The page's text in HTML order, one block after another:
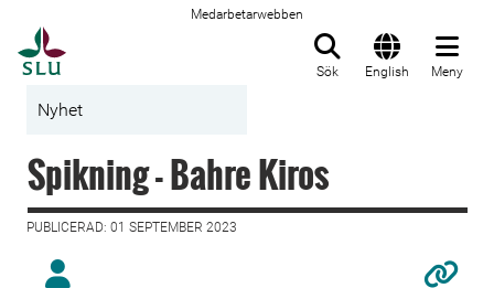
Medarbetarwebben
Sök English Meny
Nyhet
Spikning - Bahre Kiros
PUBLICERAD: 01 SEPTEMBER 2023